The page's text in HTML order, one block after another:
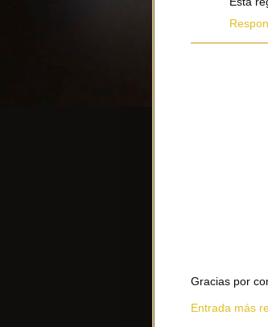
Gracias por
Entrada más